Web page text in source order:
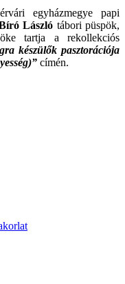
egyházmegye papi
László tábori püspök,
tartja a rekollekciós
készülők pasztorációja
címén.